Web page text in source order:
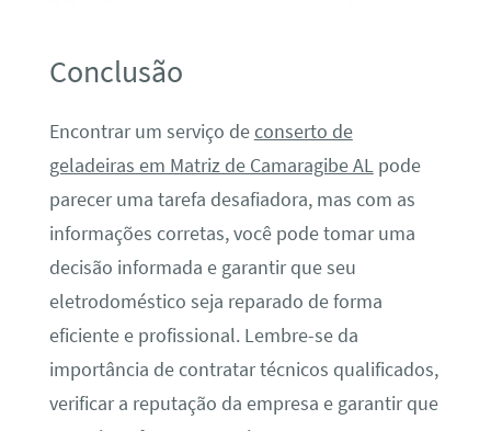
Conclusão
Encontrar um serviço deconserto de
geladeiras em Matriz de Camaragibe ALpode
parecer uma tarefa desafiadora, mas com as
informações corretas, você pode tomar uma
decisão informada e garantir que seu
eletrodoméstico seja reparado de forma
eficiente e profissional. Lembre-se da
importância de contratar técnicos qualificados,
verificar a reputação da empresa e garantir que